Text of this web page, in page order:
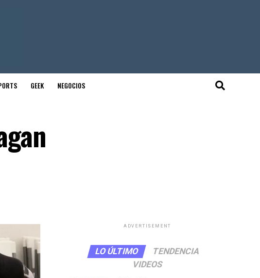
GEEK NEGOCIOS
ADVERTISEMENT
LO ÚLTIMO
TENDENCIA
VIDEOS